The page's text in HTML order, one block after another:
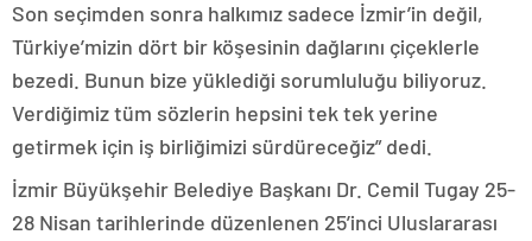
Son seçimden sonra halkımız sadece İzmir’in değil,
Türkiye’mizin dört bir köşesinin dağlarını çiçeklerle
bezedi. Bunun bize yüklediği sorumluluğu biliyoruz.
Verdiğimiz tüm sözlerin hepsini tek tek yerine
getirmek için iş birliğimizi sürdüreceğiz” dedi.
İzmir Büyükşehir Belediye Başkanı Dr. Cemil Tugay 25-
28 Nisan tarihlerinde düzenlenen 25’inci Uluslararası